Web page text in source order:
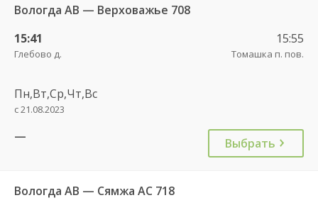
Вологда АВ — Верховажье 708
15:41
Глебово д.
15:55
Томашка п. пов.
Пн,Вт,Ср,Чт,Вс
с 21.08.2023
— Выбрать
Вологда АВ — Сямжа АС 718